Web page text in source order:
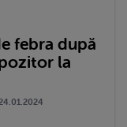
febra după
la